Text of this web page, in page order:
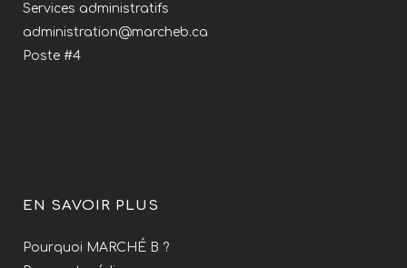
Services administratifs
administration@marcheb.ca
Poste #4
EN SAVOIR PLUS
Pourquoi MARCHÉ B ?